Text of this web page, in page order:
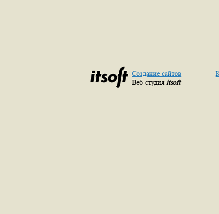
Создание сайтов
Веб-студия itsoft